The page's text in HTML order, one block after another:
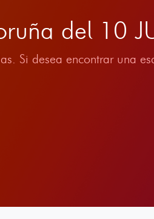
del 10
Si desea encontrar una